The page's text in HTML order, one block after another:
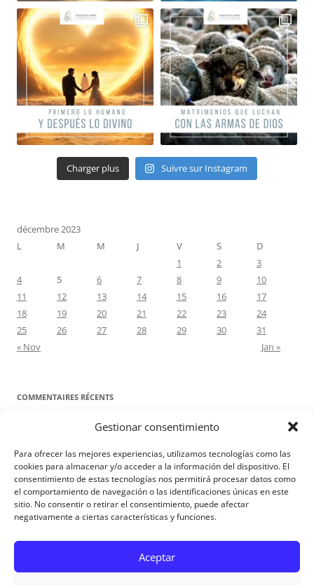
Gestionar consentimiento
Para ofrecer las mejores experiencias, utilizamos tecnologías como las
cookies para almacenar y/o acceder a la información del dispositivo. El
consentimiento de estas tecnologías nos permitirá procesar datos como
el comportamiento de navegación o las identificaciones únicas en este
sitio. No consentir o retirar el consentimiento, puede afectar
negativamente a ciertas características y funciones.
Aceptar
Charger plus Suivre sur Instagram
décembre 2023
L
M M J V S
D
1
2
3
4
5 6 7 8 9
10
11
12 13 14 15 16
17
18
19 20 21 22 23
24
25
26 27 28 29 30
31
« Nov
Jan »
COMMENTAIRES RÉCENTS
Proyecto Amor ConyugaldansContre toute attente. Commentaire
pour les époux : Luc 12, 8-12
Manuel MirallesdansContre toute attente. Commentaire pour les
époux : Luc 12, 8-12